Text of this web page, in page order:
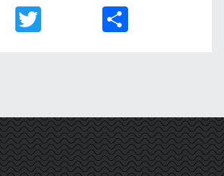
FacebookTwitter